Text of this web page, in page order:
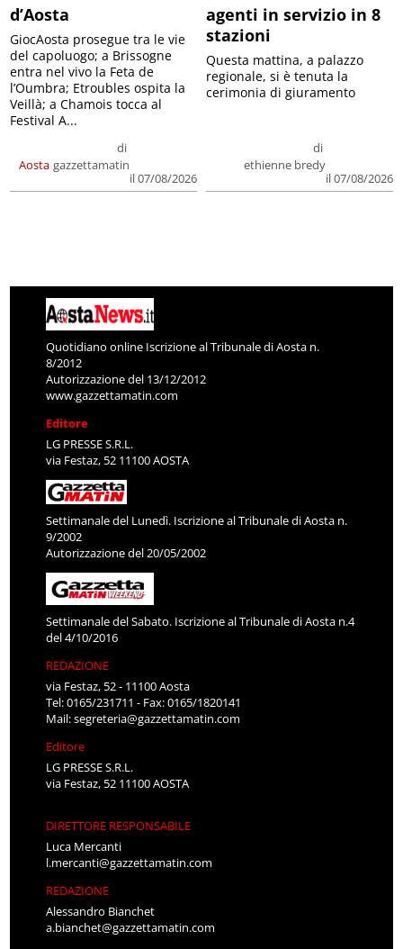
d’Aosta
Aosta
di
gazzettamatin
il 07/08/2026
GiocAosta prosegue tra le vie
del capoluogo; a Brissogne
entra nel vivo la Feta de
l’Oumbra; Etroubles ospita la
Veillà; a Chamois tocca al
Festival A...
agenti in servizio in 8
stazioni
di
ethienne bredy
il 07/08/2026
Questa mattina, a palazzo
regionale, si è tenuta la
cerimonia di giuramento
Quotidiano online Iscrizione al Tribunale di Aosta n.
8/2012
Autorizzazione del 13/12/2012
www.gazzettamatin.com
Editore
LG PRESSE S.R.L.
via Festaz, 52 11100 AOSTA
Settimanale del Lunedì. Iscrizione al Tribunale di Aosta n.
9/2002
Autorizzazione del 20/05/2002
Settimanale del Sabato. Iscrizione al Tribunale di Aosta n.4
del 4/10/2016
REDAZIONE
via Festaz, 52 - 11100 Aosta
Tel: 0165/231711 - Fax: 0165/1820141
Mail:segreteria@gazzettamatin.com
Editore
LG PRESSE S.R.L.
via Festaz, 52 11100 AOSTA
DIRETTORE RESPONSABILE
Luca Mercanti
l.mercanti@gazzettamatin.com
REDAZIONE
Alessandro Bianchet
a.bianchet@gazzettamatin.com